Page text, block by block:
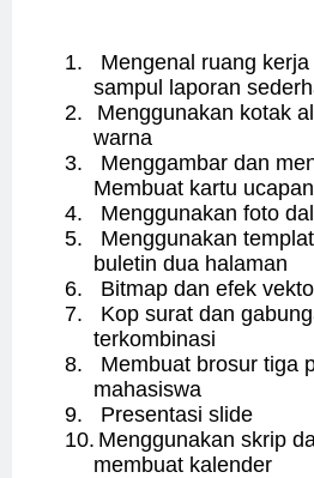
1.
Mengenal ruang
sampul laporan
2.
Menggunakan kotak
warna
3.
Menggambar dan
Membuat kartu ucapan
4.
Menggunakan foto
5.
Menggunakan
buletin dua halaman
6.
Bitmap dan efek
7.
Kop surat dan
terkombinasi
8.
Membuat brosur tiga
mahasiswa
9.
Presentasi slide
10. Menggunakan skrip
membuat kalender